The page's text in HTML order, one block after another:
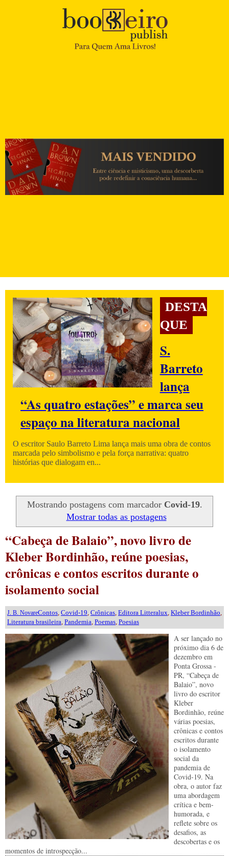
DESTA
QUE
S.
Barreto
lança
“As quatro estações” e marca seu
espaço na literatura nacional
O escritor Saulo Barreto Lima lança mais uma obra de contos
marcada pelo simbolismo e pela força narrativa: quatro
histórias que dialogam en...
Mostrando postagens com marcador Covid-19.
Mostrar todas as postagens
“Cabeça de Balaio”, novo livro de
Kleber Bordinhão, reúne poesias,
crônicas e contos escritos durante o
isolamento social
J. B. NovareContos Covid-19 Crônicas Editora Litteralux Kleber Bordinhão
Literatura brasileira Pandemia Poemas Poesias
A ser lançado no
próximo dia 6 de
dezembro em
Ponta Grossa -
PR, “Cabeça de
Balaio”, novo
livro do escritor
Kleber
Bordinhão, reúne
várias poesias,
crônicas e contos
escritos durante
o isolamento
social da
pandemia de
Covid-19. Na
obra, o autor faz
uma abordagem
crítica e bem-
humorada, e
reflete sobre os
desafios, as
descobertas e os
momentos de introspecção...